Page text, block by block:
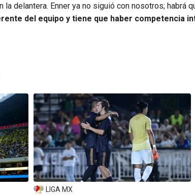
la delantera. Enner ya no siguió con nosotros; habrá
del equipo y tiene que haber competencia
LIGA MX